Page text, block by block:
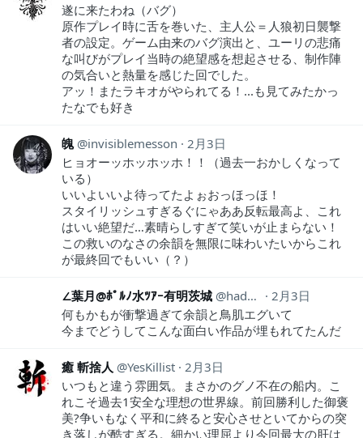
遂に来たわね（バグ）
原作プレイ時に舌を巻いた、主人公＝人狼初日襲撃
者の設定。ゲーム由来のバグ演出と、ユーリの悲痛
な叫びがプレイ当時の絶望感を想起させる、制作陣
の気合いと熱量を感じた回でした。
アッ！またラキオがやられてる！...も見てみたかっ
たなでも好き
魄 invisiblemesson
2月3日
ヒョオーッホッホッホ！！（過去一おかしくなって
いる）
いいよいいよ待ってたよぉおっほっほ！
スタイリッシュすぎるぐにゃああ反転最高よ、これ
はいい絶望だ…素晴らしすぎて笑いが止まらない！
この救いのなさの余韻を無限に味わいたいからこれ
が最終回でもいい（？）
∠葉月@ﾎﾟﾙﾉ水ﾂｱｰ有明茨城 haduki__4
2月3日
何もかもが衝撃過ぎて余韻と鳥肌エグいて
今までどうしてこんな面白い作品が埋もれてたんだ
癒 斬捨人 YesKillist
2月3日
いつもと違う雰囲気。まさかのグノ不在の船内。こ
れこそ過去1安全な理想の世界線。前回勝利した御褒
美?争いもなく平和に終ると安心させといてからの突
き落しが酷すぎる。細かい理屈より今回最大の肝は